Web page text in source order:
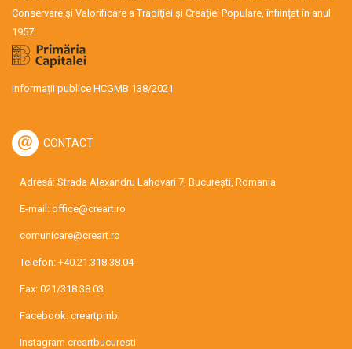
Conservare şi Valorificare a Tradiţiei şi Creaţiei Populare, înființat în anul
1957.
Informații publice HCGMB 138/2021
CONTACT
Adresă: Strada Alexandru Lahovari 7, București, Romania
E-mail: office@creart.ro
comunicare@creart.ro
Telefon: +40.21.318.38.04
Fax: 021/318.38.03
Facebook: creartpmb
Instagram creartbucuresti